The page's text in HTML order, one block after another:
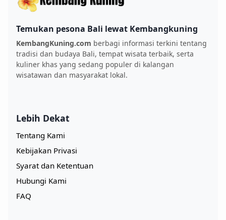
Temukan pesona Bali lewat Kembangkuning
KembangKuning.com berbagi informasi terkini tentang
tradisi dan budaya Bali, tempat wisata terbaik, serta
kuliner khas yang sedang populer di kalangan
wisatawan dan masyarakat lokal.
Lebih Dekat
Tentang Kami
Kebijakan Privasi
Syarat dan Ketentuan
Hubungi Kami
FAQ